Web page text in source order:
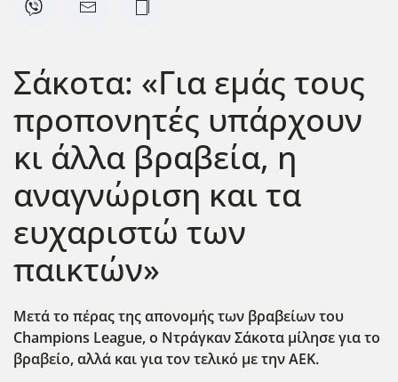
Σάκοτα: «Για εμάς τους
προπονητές υπάρχουν
κι άλλα βραβεία, η
αναγνώριση και τα
ευχαριστώ των
παικτών»
Μετά το πέρας της απονομής των βραβείων του
Champions League, o Nτράγκαν Σάκοτα μίλησε για το
βραβείο, αλλά και για τον τελικό με την ΑΕΚ.